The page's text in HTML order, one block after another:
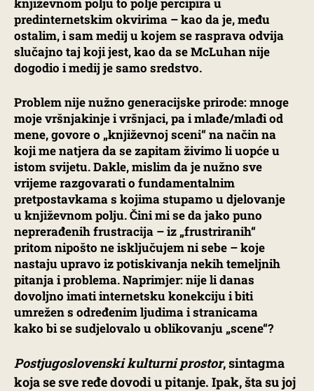
predinternetskim okvirima – kao da je, među
ostalim, i sam medij u kojem se rasprava odvija
slučajno taj koji jest, kao da se McLuhan nije
dogodio i medij je samo sredstvo.
Problem nije nužno generacijske prirode: mnoge
moje vršnjakinje i vršnjaci, pa i mlađe/mlađi od
mene, govore o „književnoj sceni“ na način na
koji me natjera da se zapitam živimo li uopće u
istom svijetu. Dakle, mislim da je nužno sve
vrijeme razgovarati o fundamentalnim
pretpostavkama s kojima stupamo u djelovanje
u književnom polju. Čini mi se da jako puno
neprerađenih frustracija – iz „frustriranih“
pritom nipošto ne isključujem ni sebe – koje
nastaju upravo iz potiskivanja nekih temeljnih
pitanja i problema. Naprimjer: nije li danas
dovoljno imati internetsku konekciju i biti
umrežen s određenim ljudima i stranicama
kako bi se sudjelovalo u oblikovanju „scene“?
Postjugoslovenski kulturni prostor, sintagma
koja se sve ređe dovodi u pitanje. Ipak, šta su joj